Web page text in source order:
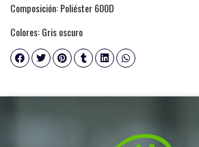
Composición: Poliéster 600D
Colores: Gris oscuro